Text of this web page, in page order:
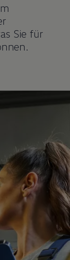
Sie für